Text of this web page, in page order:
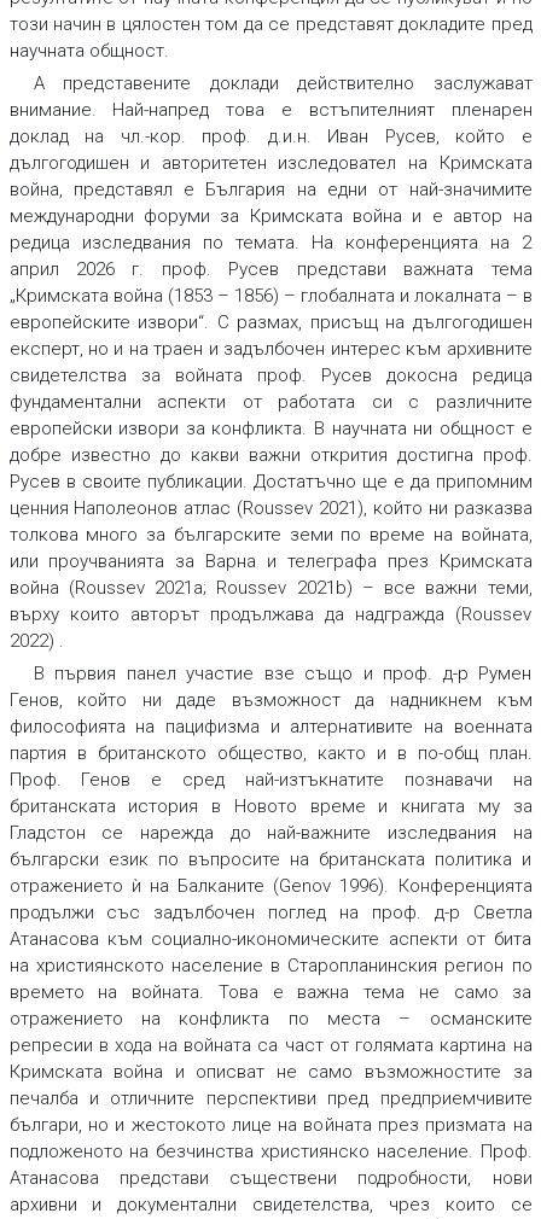
този начин в цялостен том да се представят докладите пред
научната общност.
А представените доклади действително заслужават
внимание. Най-напред това е встъпителният пленарен
доклад на чл.-кор. проф. д.и.н. Иван Русев, който е
дългогодишен и авторитетен изследовател на Кримската
война, представял е България на едни от най-значимите
международни форуми за Кримската война и е автор на
редица изследвания по темата. На конференцията на 2
април 2026 г. проф. Русев представи важната тема
„Кримската война (1853 – 1856) – глобалната и локалната – в
европейските извори“. С размах, присъщ на дългогодишен
експерт, но и на траен и задълбочен интерес към архивните
свидетелства за войната проф. Русев докосна редица
фундаментални аспекти от работата си с различните
европейски извори за конфликта. В научната ни общност е
добре известно до какви важни открития достигна проф.
Русев в своите публикации. Достатъчно ще е да припомним
ценния Наполеонов атлас (Roussev 2021), който ни разказва
толкова много за българските земи по време на войната,
или проучванията за Варна и телеграфа през Кримската
война (Roussev 2021a; Roussev 2021b) – все важни теми,
върху които авторът продължава да надгражда (Roussev
2022) .
В първия панел участие взе също и проф. д-р Румен
Генов, който ни даде възможност да надникнем към
философията на пацифизма и алтернативите на военната
партия в британското общество, както и в по-общ план.
Проф. Генов е сред най-изтъкнатите познавачи на
британската история в Новото време и книгата му за
Гладстон се нарежда до най-важните изследвания на
български език по въпросите на британската политика и
отражението ѝ на Балканите (Genov 1996). Конференцията
продължи със задълбочен поглед на проф. д-р Светла
Атанасова към социално-икономическите аспекти от бита
на християнското население в Старопланинския регион по
времето на войната. Това е важна тема не само за
отражението на конфликта по места – османските
репресии в хода на войната са част от голямата картина на
Кримската война и описват не само възможностите за
печалба и отличните перспективи пред предприемчивите
българи, но и жестокото лице на войната през призмата на
подложеното на безчинства християнско население. Проф.
Атанасова представи съществени подробности, нови
архивни и документални свидетелства, чрез които се